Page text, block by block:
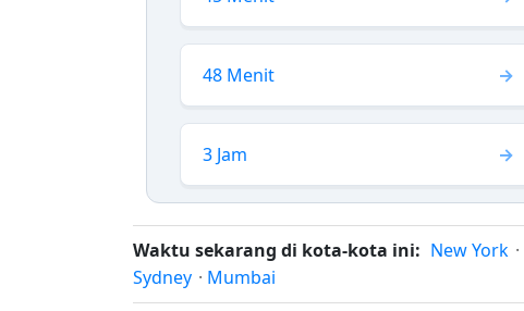
48 Menit
3 Jam
Waktu sekarang di kota-kota ini: New York ·
Sydney · Mumbai